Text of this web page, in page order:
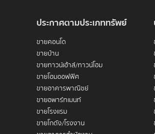
ประกาศตามประเภททรัพย์
ขายคอนโด
ขายบ้าน
ขายทาวน์เฮ้าส์/ทาวน์โฮม
ขายโฮมออฟฟิศ
ขายอาคารพาณิชย์
ขายอพาร์ทเมนท์
ขายโรงแรม
ขายโกดัง/โรงงาน